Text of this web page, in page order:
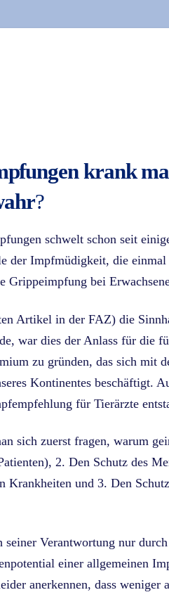
krank
?
schwelt schon seit
der Impfmüdigkeit, die einmal
Grippeimpfung bei
Artikel in der FAZ) die
war dies der Anlass für die
zu gründen, das sich mit
Kontinentes beschäftigt.
für Tierärzte
sich zuerst fragen, warum
2. Den Schutz des
Krankheiten und 3. Den
Verantwortung nur
einer allgemeinen
anerkennen, dass weniger